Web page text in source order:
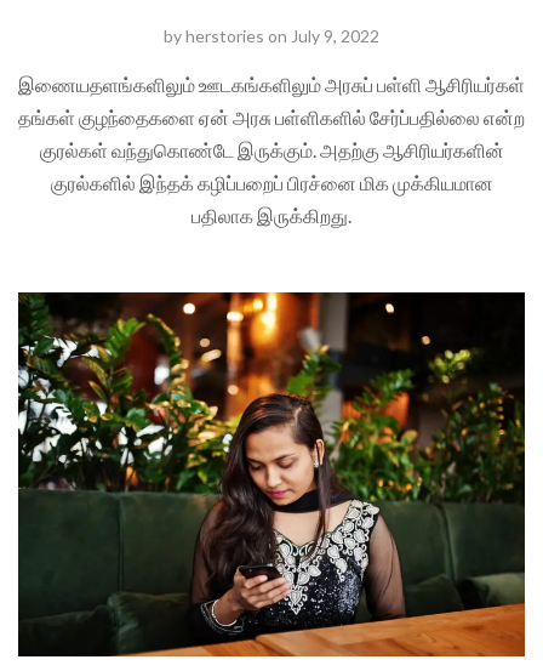
byherstories on July 9, 2022
இணையதளங்களிலும் ஊடகங்களிலும் அரசுப் பள்ளி ஆசிரியர்கள்
தங்கள் குழந்தைகளை ஏன் அரசு பள்ளிகளில் சேர்ப்பதில்லை என்ற
குரல்கள் வந்துகொண்டே இருக்கும். அதற்கு ஆசிரியர்களின்
குரல்களில் இந்தக் கழிப்பறைப் பிரச்னை மிக முக்கியமான
பதிலாக இருக்கிறது.